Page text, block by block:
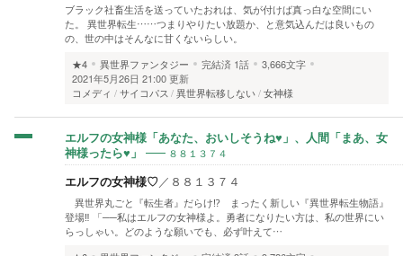
ブラック社畜生活を送っていたおれは、気が付けば真っ白な空間にい
た。 異世界転生……つまりやりたい放題か、と意気込んだは良いもの
の、世の中はそんなに甘くないらしい。
★4
異世界ファンタジー 完結済 1話
3,666文字
2021年5月26日 21:00 更新
コメディ
サイコパス 異世界転移しない 女神様
エルフの女神様「あなた、おいしそうね♥」、人間「まあ、女
神様ったら♥」
８８１３７４
エルフの女神様♡／ ８８１３７４
異世界丸ごと『転生者』だらけ⁉ まったく新しい『異世界転生物語』
登場‼ 「──私はエルフの女神様よ。勇者になりたい方は、私の世界にい
らっしゃい。どのような願いでも、必ず叶えて…